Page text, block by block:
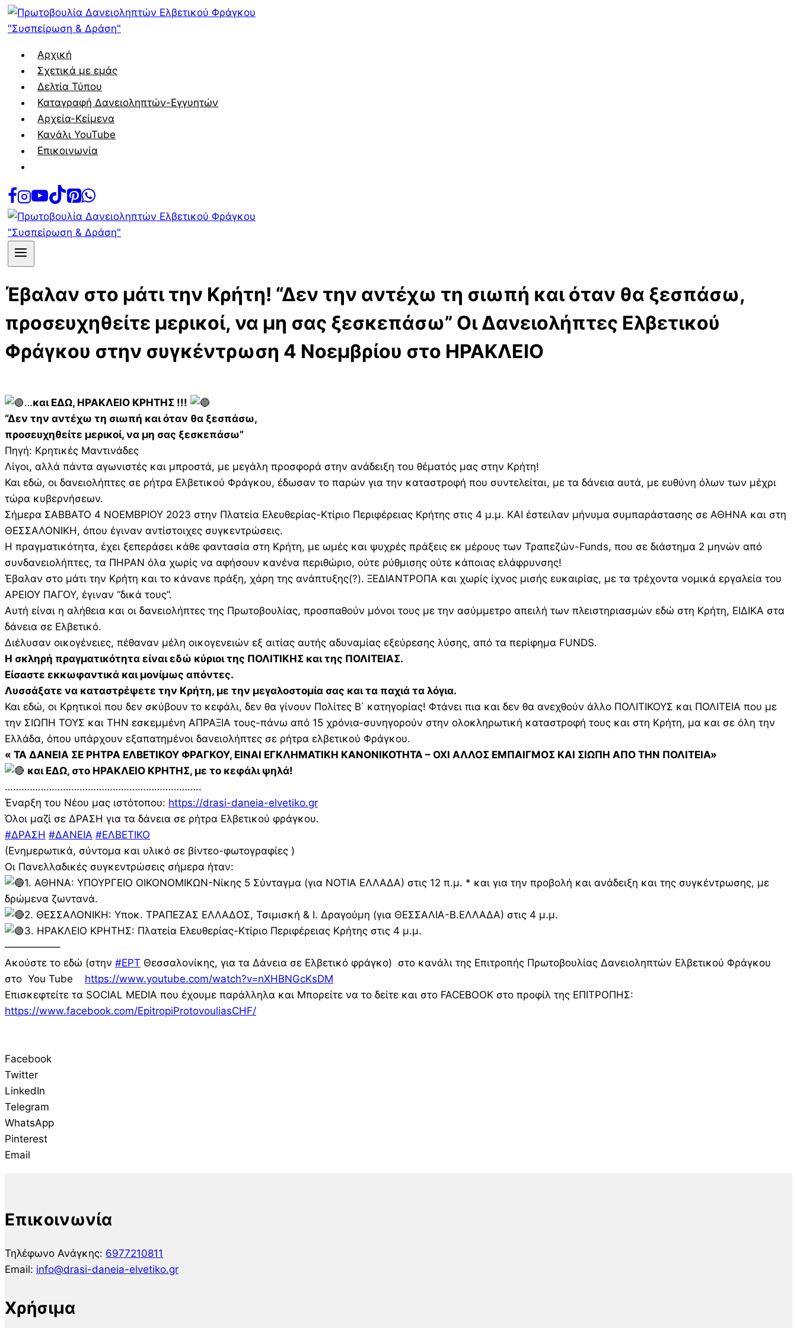
Skip
to
Αρχική
Σχετικά με εμάς
Δελτία Τύπου
Καταγραφή Δανειοληπτών-Εγγυητών
Αρχεία-Κείμενα
Κανάλι YouTube
Επικοινωνία
Έβαλαν στο μάτι την Κρήτη! “Δεν την αντέχω τη σιωπή και όταν θα ξεσπάσω,
προσευχηθείτε μερικοί, να μη σας ξεσκεπάσω” Οι Δανειολήπτες Ελβετικού
Φράγκου στην συγκέντρωση 4 Νοεμβρίου στο ΗΡΑΚΛΕΙΟ
…και ΕΔΩ, ΗΡΑΚΛΕΙΟ ΚΡΗΤΗΣ !!!
“Δεν την αντέχω τη σιωπή και όταν θα ξεσπάσω,
προσευχηθείτε μερικοί, να μη σας ξεσκεπάσω”
Πηγή: Κρητικές Μαντινάδες
Λίγοι, αλλά πάντα αγωνιστές και μπροστά, με μεγάλη προσφορά στην ανάδειξη του θέματός μας στην Κρήτη!
Και εδώ, οι δανειολήπτες σε ρήτρα Ελβετικού Φράγκου, έδωσαν το παρών για την καταστροφή που συντελείται, με τα δάνεια αυτά, με ευθύνη όλων των μέχρι
τώρα κυβερνήσεων.
Σήμερα ΣΑΒΒΑΤΟ 4 ΝΟΕΜΒΡΙΟΥ 2023 στην Πλατεία Ελευθερίας-Κτίριο Περιφέρειας Κρήτης στις 4 μ.μ. ΚΑΙ έστειλαν μήνυμα συμπαράστασης σε ΑΘΗΝΑ και στη
ΘΕΣΣΑΛΟΝΙΚΗ, όπου έγιναν αντίστοιχες συγκεντρώσεις.
Η πραγματικότητα, έχει ξεπεράσει κάθε φαντασία στη Κρήτη, με ωμές και ψυχρές πράξεις εκ μέρους των Τραπεζών-Funds, που σε διάστημα 2 μηνών από
συνδανειολήπτες, τα ΠΗΡΑΝ όλα χωρίς να αφήσουν κανένα περιθώριο, ούτε ρύθμισης ούτε κάποιας ελάφρυνσης!
Έβαλαν στο μάτι την Κρήτη και το κάνανε πράξη, χάρη της ανάπτυξης(?). ΞΕΔΙΑΝΤΡΟΠΑ και χωρίς ίχνος μισής ευκαιρίας, με τα τρέχοντα νομικά εργαλεία του
ΑΡΕΙΟΥ ΠΑΓΟΥ, έγιναν “δικά τους”.
Αυτή είναι η αλήθεια και οι δανειολήπτες της Πρωτοβουλίας, προσπαθούν μόνοι τους με την ασύμμετρο απειλή των πλειστηριασμών εδώ στη Κρήτη, ΕΙΔΙΚΑ στα
δάνεια σε Ελβετικό.
Διέλυσαν οικογένειες, πέθαναν μέλη οικογενειών εξ αιτίας αυτής αδυναμίας εξεύρεσης λύσης, από τα περίφημα FUNDS.
Η σκληρή πραγματικότητα είναι εδώ κύριοι της ΠΟΛΙΤΙΚΗΣ και της ΠΟΛΙΤΕΙΑΣ.
Είσαστε εκκωφαντικά και μονίμως απόντες.
Λυσσάξατε να καταστρέψετε την Κρήτη, με την μεγαλοστομία σας και τα παχιά τα λόγια.
Και εδώ, οι Κρητικοί που δεν σκύβουν το κεφάλι, δεν θα γίνουν Πολίτες Β΄ κατηγορίας! Φτάνει πια και δεν θα ανεχθούν άλλο ΠΟΛΙΤΙΚΟΥΣ και ΠΟΛΙΤΕΙΑ που με
την ΣΙΩΠΗ ΤΟΥΣ και ΤΗΝ εσκεμμένη ΑΠΡΑΞΙΑ τους-πάνω από 15 χρόνια-συνηγορούν στην ολοκληρωτική καταστροφή τους και στη Κρήτη, μα και σε όλη την
Ελλάδα, όπου υπάρχουν εξαπατημένοι δανειολήπτες σε ρήτρα ελβετικού Φράγκου.
« ΤΑ ΔΑΝΕΙΑ ΣΕ ΡΗΤΡΑ ΕΛΒΕΤΙΚΟΥ ΦΡΑΓΚΟΥ, ΕΙΝΑΙ ΕΓΚΛΗΜΑΤΙΚΗ ΚΑΝΟΝΙΚΟΤΗΤΑ – ΟΧΙ ΑΛΛΟΣ ΕΜΠΑΙΓΜΟΣ ΚΑΙ ΣΙΩΠΗ ΑΠΟ ΤΗΝ ΠΟΛΙΤΕΙΑ»
και ΕΔΩ, στο ΗΡΑΚΛΕΙΟ ΚΡΗΤΗΣ, με το κεφάλι ψηλά!
……………………………………………………………..
Έναρξη του Νέου μας ιστότοπου: https://drasi-daneia-elvetiko.gr
Όλοι μαζί σε ΔΡΑΣΗ για τα δάνεια σε ρήτρα Ελβετικού φράγκου.
#ΔΡΑΣΗ #ΔΑΝΕΙΑ #ΕΛΒΕΤΙΚΟ
(Ενημερωτικά, σύντομα και υλικό σε βίντεο-φωτογραφίες )
Οι Πανελλαδικές συγκεντρώσεις σήμερα ήταν:
1. ΑΘΗΝΑ: ΥΠΟΥΡΓΕΙΟ ΟΙΚΟΝΟΜΙΚΩΝ-Νίκης 5 Σύνταγμα (για ΝΟΤΙΑ ΕΛΛΑΔΑ) στις 12 π.μ. * και για την προβολή και ανάδειξη και της συγκέντρωσης, με
δρώμενα ζωντανά.
2. ΘΕΣΣΑΛΟΝΙΚΗ: Υποκ. ΤΡΑΠΕΖΑΣ ΕΛΛΑΔΟΣ, Τσιμισκή & Ι. Δραγούμη (για ΘΕΣΣΑΛΙΑ-Β.ΕΛΛΑΔΑ) στις 4 μ.μ.
3. ΗΡΑΚΛΕΙΟ ΚΡΗΤΗΣ: Πλατεία Ελευθερίας-Κτίριο Περιφέρειας Κρήτης στις 4 μ.μ.
—————–
Ακούστε το εδώ (στην #ΕΡΤ Θεσσαλονίκης, για τα Δάνεια σε Ελβετικό φράγκο) στο κανάλι της Επιτροπής Πρωτοβουλίας Δανειοληπτών Ελβετικού Φράγκου
στο You Tube https://www.youtube.com/watch?v=nXHBNGcKsDM
Επισκεφτείτε τα SOCIAL MEDIA που έχουμε παράλληλα και Μπορείτε να το δείτε και στο FACEBOOK στο προφίλ της ΕΠΙΤΡΟΠΗΣ:
https://www.facebook.com/EpitropiProtovouliasCHF/
Facebook
Twitter
LinkedIn
Telegram
WhatsApp
Pinterest
Email
Επικοινωνία
Τηλέφωνο Ανάγκης: 6977210811
Email: info@drasi-daneia-elvetiko.gr
Χρήσιμα